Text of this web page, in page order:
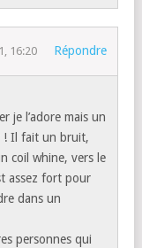
16:20 Répondre
je l’adore mais un
! Il fait un bruit,
coil whine, vers le
assez fort pour
dans un
personnes qui